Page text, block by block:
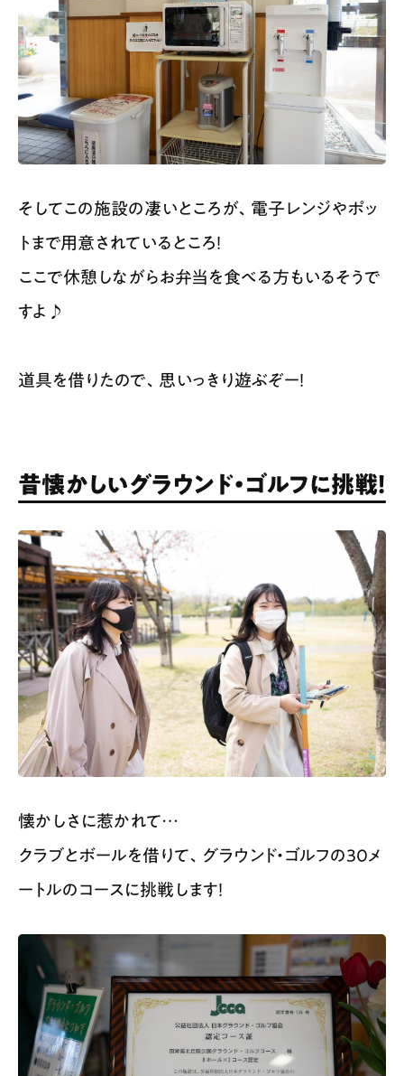
そしてこの施設の凄いところが、電子レンジやポッ
トまで用意されているところ！
ここで休憩しながらお弁当を食べる方もいるそうで
すよ♪
道具を借りたので、思いっきり遊ぶぞー！
昔懐かしいグラウンド・ゴルフに挑戦！
懐かしさに惹かれて…
クラブとボールを借りて、グラウンド・ゴルフの30メ
ートルのコースに挑戦します！